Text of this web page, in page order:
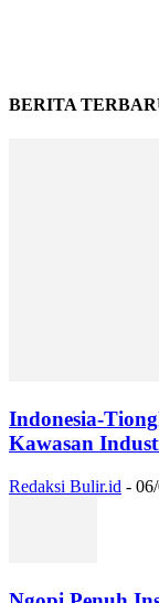
BERITA
Indonesia-
Kawasan
Redaksi Bulir.id -